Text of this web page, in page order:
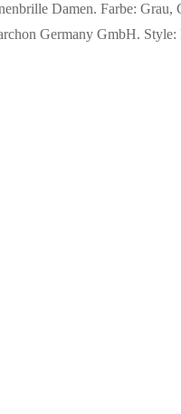
Damen. Farbe:
Germany GmbH.